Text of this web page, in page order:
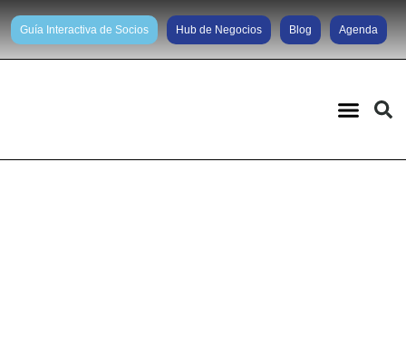
Guía Interactiva de Socios Hub de Negocios Blog Agenda